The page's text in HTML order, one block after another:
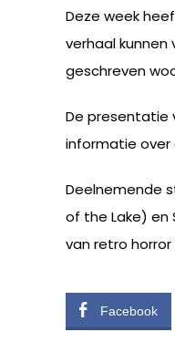
Deze week
verhaal kunnen
geschreven
De presentatie
informatie over
Deelnemende
of the Lake) en
van retro
Facebook